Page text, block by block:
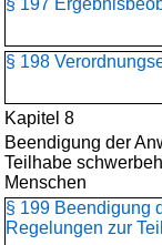
§ 197
§ 198
Kapitel 8
Beendigung der
Teilhabe
Menschen
§ 199 Beendigung
Regelungen zur